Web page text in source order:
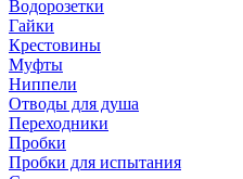
Водорозетки
Гайки
Крестовины
Муфты
Ниппели
Отводы для душа
Переходники
Пробки
Пробки для испытания